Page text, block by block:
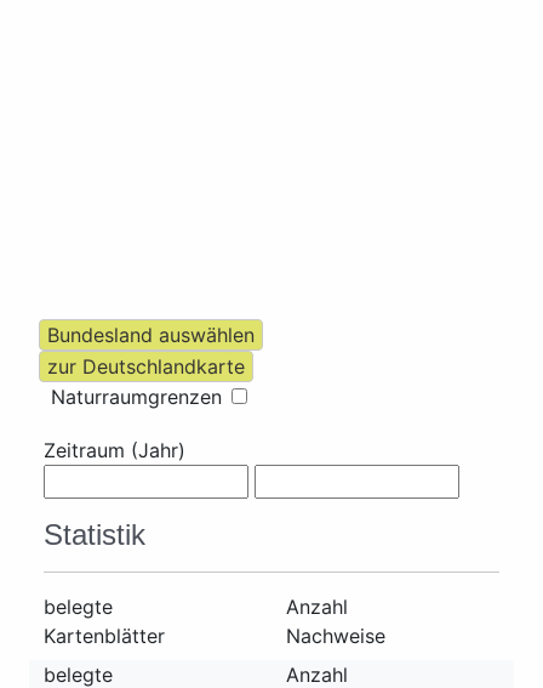
Naturraumgrenzen
Zeitraum (Jahr)
Statistik
belegte
Kartenblätter
Anzahl
Nachweise
belegte
Anzahl